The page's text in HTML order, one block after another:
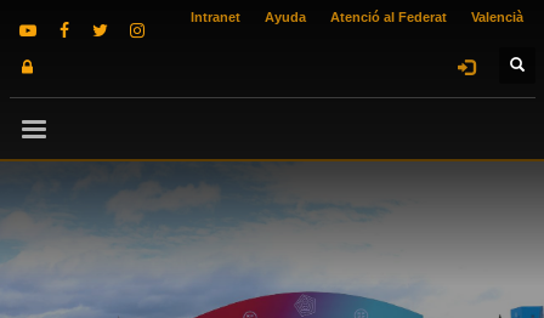
Intranet Ayuda Atenció al Federat Valencià